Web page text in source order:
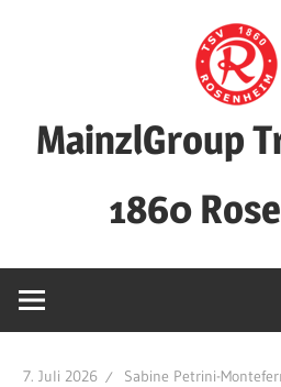
MainzlGroup
1860
7. Juli 2026 Sabine Petrini-